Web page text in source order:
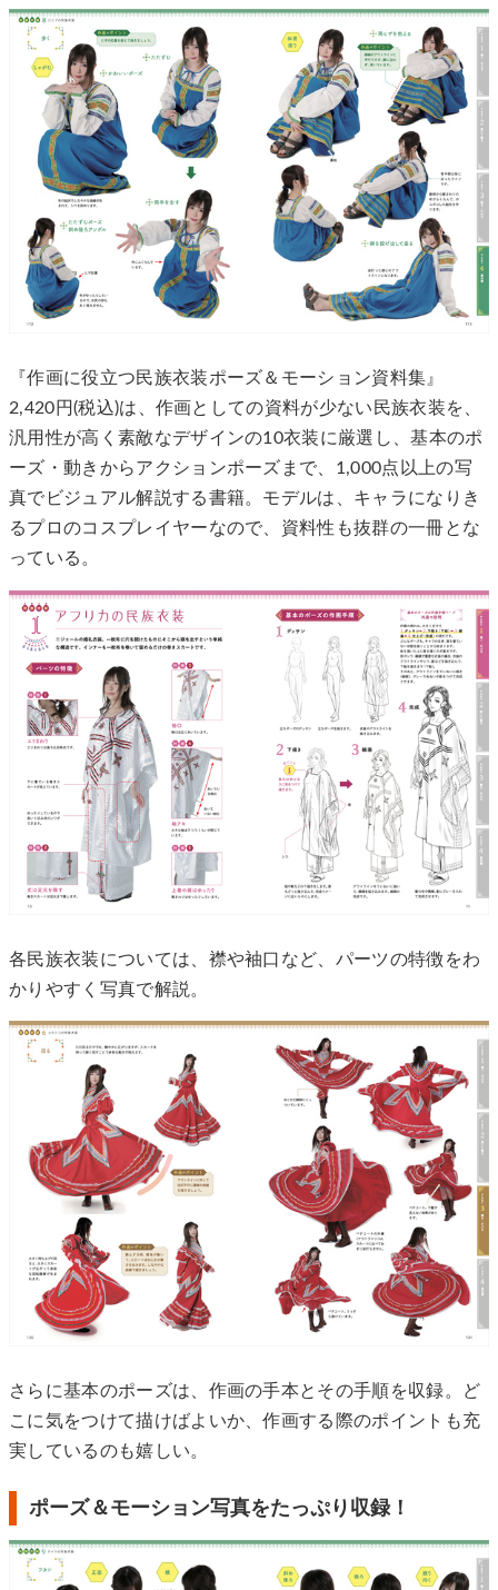
『作画に役立つ民族衣装ポーズ＆モーション資料集』
2,420円(税込)は、作画としての資料が少ない民族衣装を、
汎用性が高く素敵なデザインの10衣装に厳選し、基本のポ
ーズ・動きからアクションポーズまで、1,000点以上の写
真でビジュアル解説する書籍。モデルは、キャラになりき
るプロのコスプレイヤーなので、資料性も抜群の一冊とな
っている。
各民族衣装については、襟や袖口など、パーツの特徴をわ
かりやすく写真で解説。
さらに基本のポーズは、作画の手本とその手順を収録。ど
こに気をつけて描けばよいか、作画する際のポイントも充
実しているのも嬉しい。
ポーズ＆モーション写真をたっぷり収録！